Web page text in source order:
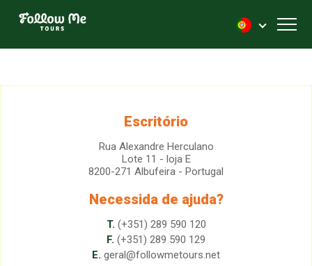
FollowMe!
Escritório
Rua Alexandre Herculano
Lote 11 - loja E
8200-271 Albufeira - Portugal
Necessida de ajuda?
T. (+351) 289 590 120
F. (+351) 289 590 129
E. geral@followmetours.net